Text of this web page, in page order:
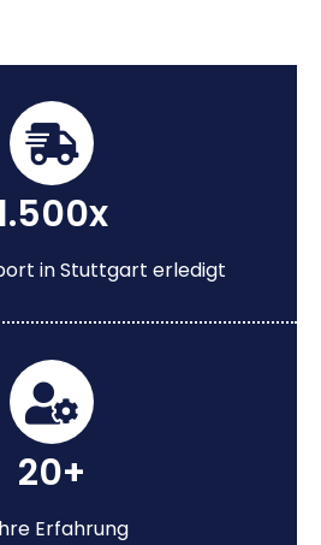
in Stuttgart erledigt
20+
Erfahrung